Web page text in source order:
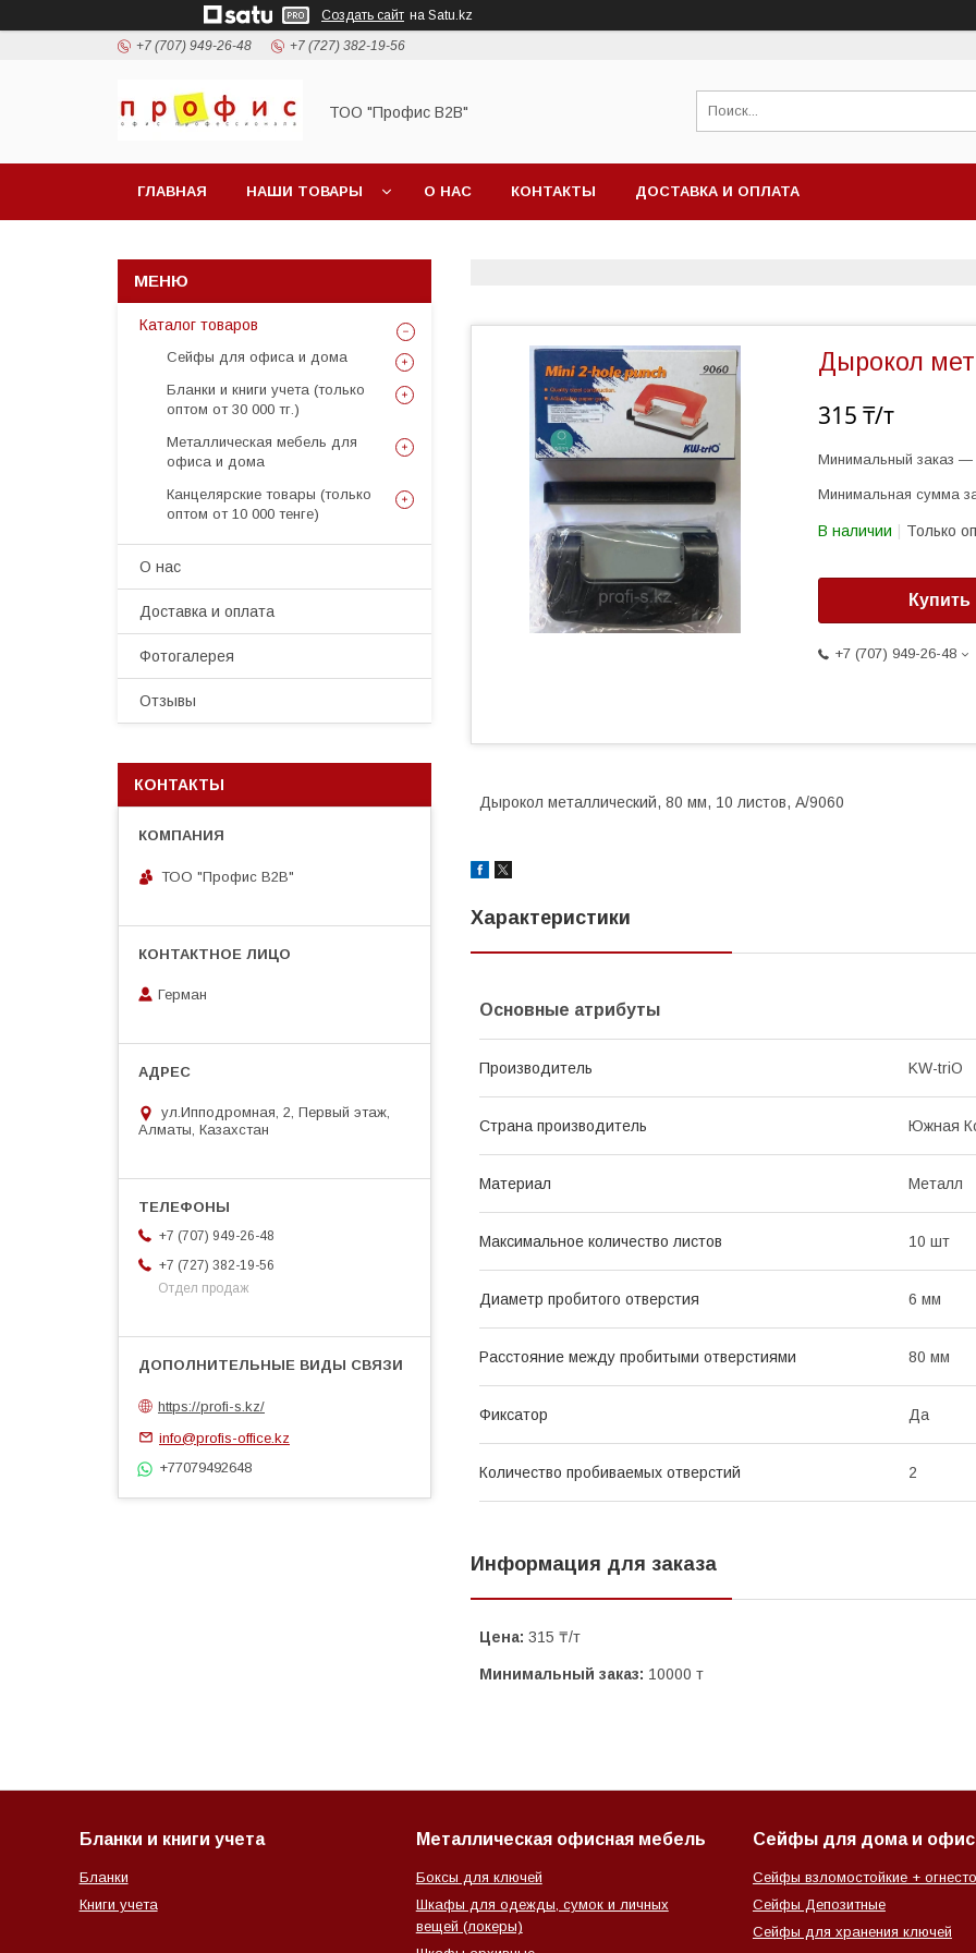
Создать сайт на Satu.kz
+7 (707) 949-26-48 +7 (727) 382-19-56
ТОО "Профис В2В"
ГЛАВНАЯ НАШИ ТОВАРЫ О НАС КОНТАКТЫ ДОСТАВКА И ОПЛАТА
Дырокол
315 ₸/т
Минимальный заказ —
Минимальная сумма
В наличии Только
Купить
+7 (707) 949-26-48
Дырокол металлический, 80 мм, 10 листов, А/9060
Характеристики
Основные атрибуты
Производитель KW-triO
Страна производитель Южная
Материал Металл
Максимальное количество листов 10 шт
Диаметр пробитого отверстия 6 мм
Расстояние между пробитыми отверстиями 80 мм
Фиксатор Да
Количество пробиваемых отверстий 2
Информация для заказа
Цена: 315 ₸/т
Минимальный заказ: 10000 т
Каталог товаров
Сейфы для офиса и дома
Бланки и книги учета (только
оптом от 30 000 тг.)
Металлическая мебель для
офиса и дома
Канцелярские товары (только
оптом от 10 000 тенге)
О нас
Доставка и оплата
Фотогалерея
Отзывы
КОНТАКТЫ
ТОО "Профис В2В"
Герман
ул.Ипподромная, 2, Первый этаж,
Алматы, Казахстан
+7 (707) 949-26-48
+7 (727) 382-19-56
Отдел продаж
https://profi-s.kz/
info@profis-office.kz
+77079492648
Бланки и книги учета
Бланки
Книги учета
Металлическая офисная мебель
Боксы для ключей
Шкафы для одежды, сумок и личных
вещей (локеры)
Сейфы для дома и
Сейфы взломостойкие +
Сейфы Депозитные
Сейфы для хранения ключей